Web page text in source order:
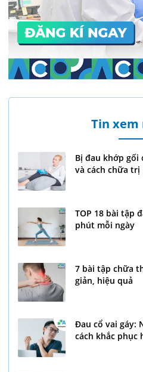
Tin xem
Bị đau khớp gối
và cách chữa trị
TOP 18 bài tập
phút mỗi ngày
7 bài tập chữa
giản, hiệu quả
Đau cổ vai gáy:
cách khắc phục